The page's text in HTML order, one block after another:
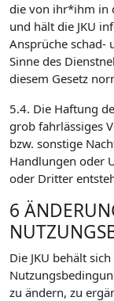
die von ihr*ihm in
und hält die JKU
Ansprüche schad-
Sinne des
diesem Gesetz
5.4. Die Haftung
grob fahrlässiges
bzw. sonstige
Handlungen oder
oder Dritter
6
Die JKU behält
zu ändern, zu